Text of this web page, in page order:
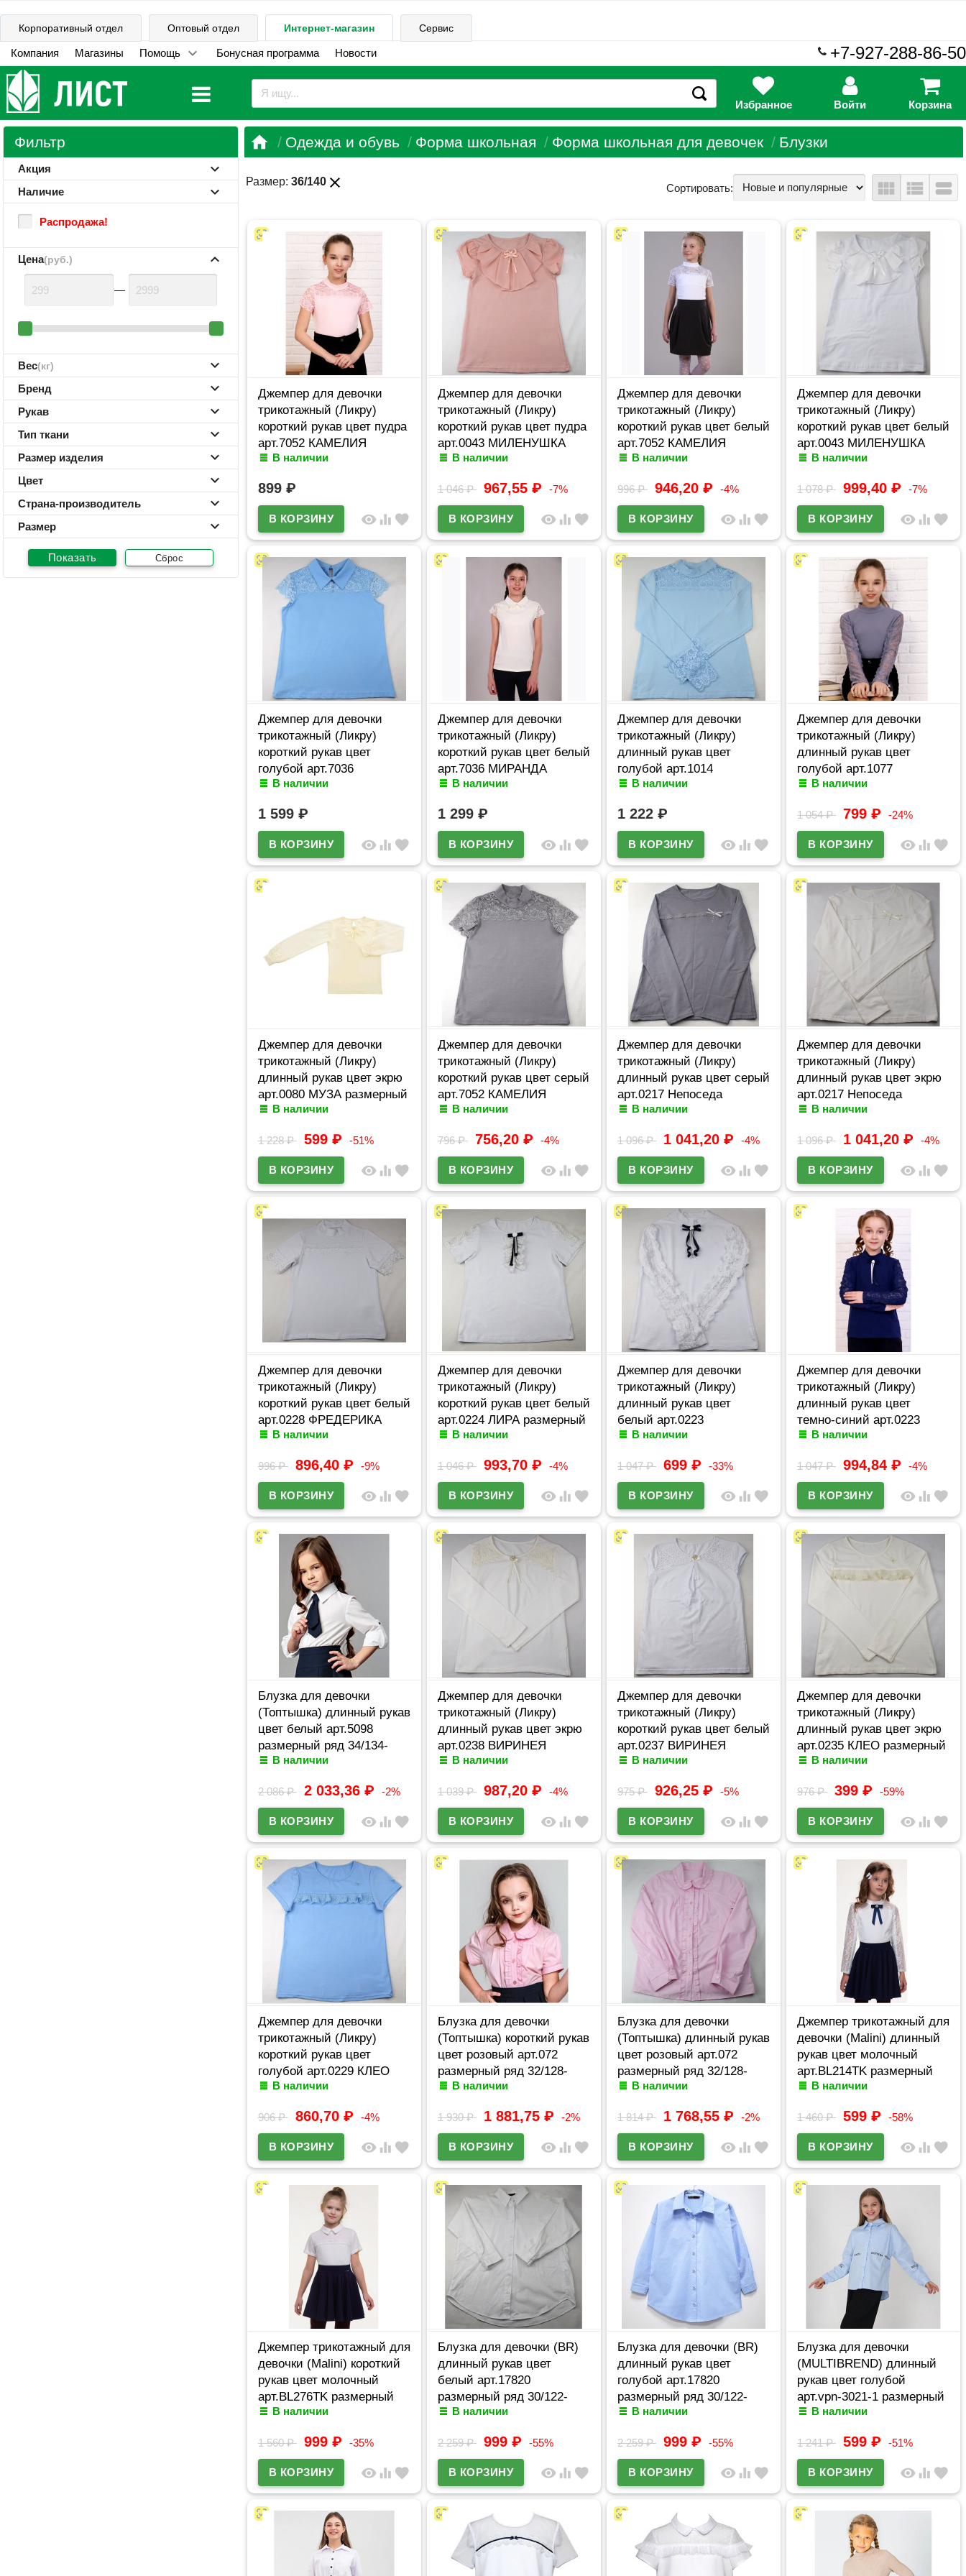
Корпоративный отдел Оптовый отдел Интернет-магазин Сервис
Компания Магазины Помощь Бонусная программа Новости +7-927-288-86-50
Избранное Войти Корзина
Фильтр
Акция
Наличие
Распродажа!
Цена(руб.)
—
Вес(кг)
Бренд
Рукав
Тип ткани
Размер изделия
Цвет
Страна-производитель
Размер
Сброс
 Одежда и обувь Форма школьная Форма школьная для девочек Блузки
Размер:36/140 close Сортировать: view_module view_list view_stream
Джемпер для девочки
трикотажный (Ликру)
короткий рукав цвет пудра
арт.7052 КАМЕЛИЯ
размерный ряд 32/128-
В наличии
899 ₽
visibility equalizer favorite
Джемпер для девочки
трикотажный (Ликру)
короткий рукав цвет пудра
арт.0043 МИЛЕНУШКА
размерный ряд 32/128-
В наличии
1 046₽ 967,55 ₽ -7%
visibility equalizer favorite
Джемпер для девочки
трикотажный (Ликру)
короткий рукав цвет белый
арт.7052 КАМЕЛИЯ
размерный ряд 32/128-36-
В наличии
996₽ 946,20 ₽ -4%
visibility equalizer favorite
Джемпер для девочки
трикотажный (Ликру)
короткий рукав цвет белый
арт.0043 МИЛЕНУШКА
размерный ряд 32/128-
В наличии
1 078₽ 999,40₽ -7%
visibility equalizer favorite
Джемпер для девочки
трикотажный (Ликру)
короткий рукав цвет
голубой арт.7036
МИРАНДА размерный ряд
В наличии
1 599 ₽
visibility equalizer favorite
Джемпер для девочки
трикотажный (Ликру)
короткий рукав цвет белый
арт.7036 МИРАНДА
размерный ряд 32/128-
В наличии
1 299 ₽
visibility equalizer favorite
Джемпер для девочки
трикотажный (Ликру)
длинный рукав цвет
голубой арт.1014
Кружевница
В наличии
1 222 ₽
visibility equalizer favorite
Джемпер для девочки
трикотажный (Ликру)
длинный рукав цвет
голубой арт.1077
ПРИНЦЕССА Школы.3
36/140
В наличии
1 054₽ 799₽ -24%
visibility equalizer favorite
Джемпер для девочки
трикотажный (Ликру)
длинный рукав цвет экрю
арт.0080 МУЗА размерный
ряд 32/128-42/164
В наличии
1 228₽ 599 ₽ -51%
visibility equalizer favorite
Джемпер для девочки
трикотажный (Ликру)
короткий рукав цвет серый
арт.7052 КАМЕЛИЯ
размерный ряд 32/128-
В наличии
796₽ 756,20 ₽ -4%
visibility equalizer favorite
Джемпер для девочки
трикотажный (Ликру)
длинный рукав цвет серый
арт.0217 Непоседа
размерный ряд 32/128-
В наличии
1 096₽ 1 041,20 ₽ -4%
visibility equalizer favorite
Джемпер для девочки
трикотажный (Ликру)
длинный рукав цвет экрю
арт.0217 Непоседа
размерный ряд 32/128-
В наличии
1 096₽ 1 041,20₽ -4%
visibility equalizer favorite
Джемпер для девочки
трикотажный (Ликру)
короткий рукав цвет белый
арт.0228 ФРЕДЕРИКА
размерный ряд 32/128-
В наличии
996₽ 896,40 ₽ -9%
visibility equalizer favorite
Джемпер для девочки
трикотажный (Ликру)
короткий рукав цвет белый
арт.0224 ЛИРА размерный
ряд 32/128-42/164
В наличии
1 046₽ 993,70 ₽ -4%
visibility equalizer favorite
Джемпер для девочки
трикотажный (Ликру)
длинный рукав цвет
белый арт.0223
СИМФОНИЯ размерный
В наличии
1 047₽ 699 ₽ -33%
visibility equalizer favorite
Джемпер для девочки
трикотажный (Ликру)
длинный рукав цвет
темно-синий арт.0223
СИМФОНИЯ размерный
В наличии
1 047₽ 994,84₽ -4%
visibility equalizer favorite
Блузка для девочки
(Топтышка) длинный рукав
цвет белый арт.5098
размерный ряд 34/134-
42/158
В наличии
2 086₽ 2 033,36 ₽ -2%
visibility equalizer favorite
Джемпер для девочки
трикотажный (Ликру)
длинный рукав цвет экрю
арт.0238 ВИРИНЕЯ
размерный ряд 32/128-
В наличии
1 039₽ 987,20 ₽ -4%
visibility equalizer favorite
Джемпер для девочки
трикотажный (Ликру)
короткий рукав цвет белый
арт.0237 ВИРИНЕЯ
размерный ряд 32/128-
В наличии
975₽ 926,25 ₽ -5%
visibility equalizer favorite
Джемпер для девочки
трикотажный (Ликру)
длинный рукав цвет экрю
арт.0235 КЛЕО размерный
ряд 32/128-42/164
В наличии
976₽ 399₽ -59%
visibility equalizer favorite
Джемпер для девочки
трикотажный (Ликру)
короткий рукав цвет
голубой арт.0229 КЛЕО
размерный ряд 32/128-
В наличии
906₽ 860,70 ₽ -4%
visibility equalizer favorite
Блузка для девочки
(Топтышка) короткий рукав
цвет розовый арт.072
размерный ряд 32/128-
40/152
В наличии
1 930₽ 1 881,75 ₽ -2%
visibility equalizer favorite
Блузка для девочки
(Топтышка) длинный рукав
цвет розовый арт.072
размерный ряд 32/128-
40/152
В наличии
1 814₽ 1 768,55 ₽ -2%
visibility equalizer favorite
Джемпер трикотажный для
девочки (Malini) длинный
рукав цвет молочный
арт.BL214TK размерный
ряд 32/128-40/152
В наличии
1 460₽ 599₽ -58%
visibility equalizer favorite
Джемпер трикотажный для
девочки (Malini) короткий
рукав цвет молочный
арт.BL276TK размерный
ряд 32/128-40/152
В наличии
1 560₽ 999 ₽ -35%
visibility equalizer favorite
Блузка для девочки (BR)
длинный рукав цвет
белый арт.17820
размерный ряд 30/122-
44/164
В наличии
2 259₽ 999 ₽ -55%
visibility equalizer favorite
Блузка для девочки (BR)
длинный рукав цвет
голубой арт.17820
размерный ряд 30/122-
44/164
В наличии
2 259₽ 999 ₽ -55%
visibility equalizer favorite
Блузка для девочки
(MULTIBREND) длинный
рукав цвет голубой
арт.vpn-3021-1 размерный
ряд 34/134-40/152
В наличии
1 241₽ 599₽ -51%
visibility equalizer favorite